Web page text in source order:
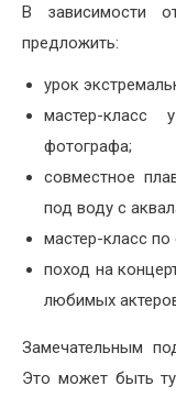
В зависимости
предложить:
урок
мастер-класс
фотографа;
совместное
под воду с
мастер-класс
поход на
любимых
Замечательным
Это может быть